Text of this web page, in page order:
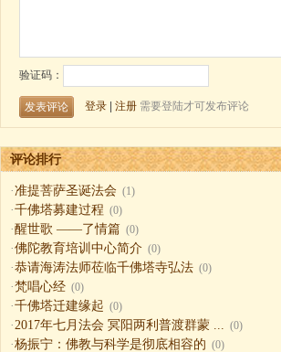
评论排行
·准提菩萨圣诞法会 (1)
·千佛塔募建过程 (0)
·醒世歌 ——了情篇 (0)
·佛陀教育培训中心简介 (0)
·恭请海涛法师莅临千佛塔寺弘法 (0)
·梵唱心经 (0)
·千佛塔迁建缘起 (0)
·2017年七月法会 冥阳两利普渡群蒙 ... (0)
·杨振宁：佛教与科学是彻底相容的 (0)